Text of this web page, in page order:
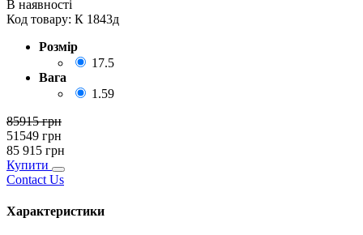
В наявності
Код товару: К 1843д
Розмір
17.5
Вага
1.59
85915грн
51549 грн
85 915 грн
Купити
Contact Us
Характеристики